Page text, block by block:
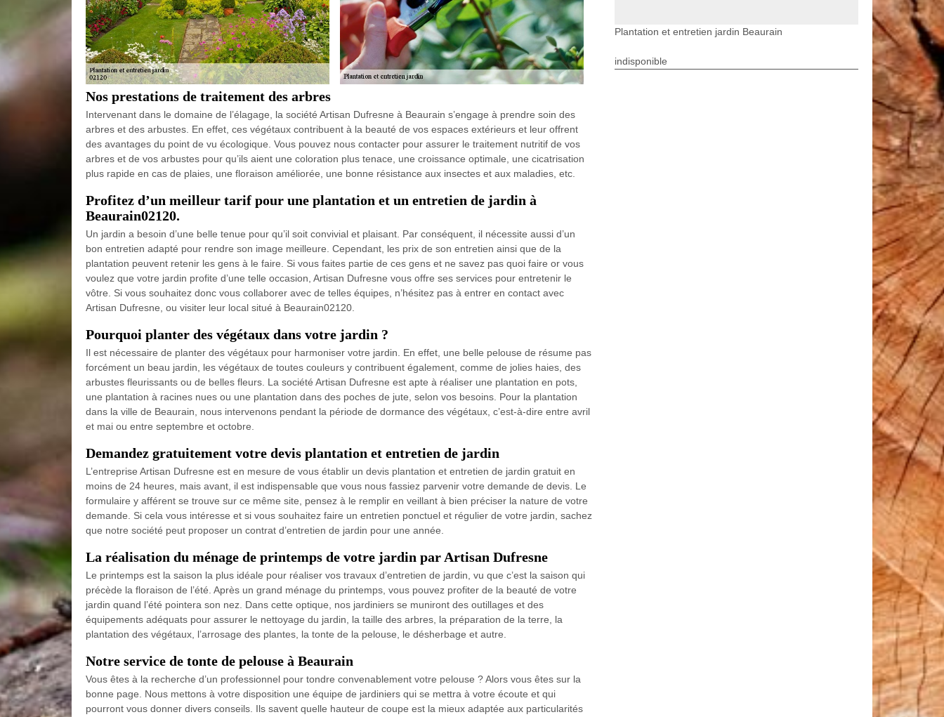
Nos prestations de traitement des arbres
Intervenant dans le domaine de l’élagage, la société Artisan Dufresne à Beaurain s’engage à prendre soin des
arbres et des arbustes. En effet, ces végétaux contribuent à la beauté de vos espaces extérieurs et leur offrent
des avantages du point de vu écologique. Vous pouvez nous contacter pour assurer le traitement nutritif de vos
arbres et de vos arbustes pour qu’ils aient une coloration plus tenace, une croissance optimale, une cicatrisation
plus rapide en cas de plaies, une floraison améliorée, une bonne résistance aux insectes et aux maladies, etc.
Profitez d’un meilleur tarif pour une plantation et un entretien de jardin à
Beaurain02120.
Un jardin a besoin d’une belle tenue pour qu’il soit convivial et plaisant. Par conséquent, il nécessite aussi d’un
bon entretien adapté pour rendre son image meilleure. Cependant, les prix de son entretien ainsi que de la
plantation peuvent retenir les gens à le faire. Si vous faites partie de ces gens et ne savez pas quoi faire or vous
voulez que votre jardin profite d’une telle occasion, Artisan Dufresne vous offre ses services pour entretenir le
vôtre. Si vous souhaitez donc vous collaborer avec de telles équipes, n’hésitez pas à entrer en contact avec
Artisan Dufresne, ou visiter leur local situé à Beaurain02120.
Pourquoi planter des végétaux dans votre jardin ?
Il est nécessaire de planter des végétaux pour harmoniser votre jardin. En effet, une belle pelouse de résume pas
forcément un beau jardin, les végétaux de toutes couleurs y contribuent également, comme de jolies haies, des
arbustes fleurissants ou de belles fleurs. La société Artisan Dufresne est apte à réaliser une plantation en pots,
une plantation à racines nues ou une plantation dans des poches de jute, selon vos besoins. Pour la plantation
dans la ville de Beaurain, nous intervenons pendant la période de dormance des végétaux, c’est-à-dire entre avril
et mai ou entre septembre et octobre.
Demandez gratuitement votre devis plantation et entretien de jardin
L’entreprise Artisan Dufresne est en mesure de vous établir un devis plantation et entretien de jardin gratuit en
moins de 24 heures, mais avant, il est indispensable que vous nous fassiez parvenir votre demande de devis. Le
formulaire y afférent se trouve sur ce même site, pensez à le remplir en veillant à bien préciser la nature de votre
demande. Si cela vous intéresse et si vous souhaitez faire un entretien ponctuel et régulier de votre jardin, sachez
que notre société peut proposer un contrat d’entretien de jardin pour une année.
La réalisation du ménage de printemps de votre jardin par Artisan Dufresne
Le printemps est la saison la plus idéale pour réaliser vos travaux d’entretien de jardin, vu que c’est la saison qui
précède la floraison de l’été. Après un grand ménage du printemps, vous pouvez profiter de la beauté de votre
jardin quand l’été pointera son nez. Dans cette optique, nos jardiniers se muniront des outillages et des
équipements adéquats pour assurer le nettoyage du jardin, la taille des arbres, la préparation de la terre, la
plantation des végétaux, l’arrosage des plantes, la tonte de la pelouse, le désherbage et autre.
Notre service de tonte de pelouse à Beaurain
Vous êtes à la recherche d’un professionnel pour tondre convenablement votre pelouse ? Alors vous êtes sur la
bonne page. Nous mettons à votre disposition une équipe de jardiniers qui se mettra à votre écoute et qui
pourront vous donner divers conseils. Ils savent quelle hauteur de coupe est la mieux adaptée aux particularités
Plantation et entretien jardin Beaurain
indisponible